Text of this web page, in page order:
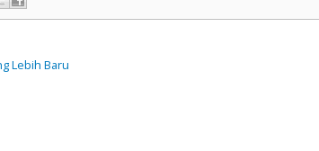
Lebih Baru